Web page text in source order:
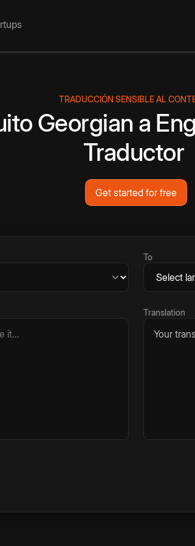
TRADUCCIÓN SENSIBLE AL
Georgian a
Traductor
Get started for free
To
Translation
Your